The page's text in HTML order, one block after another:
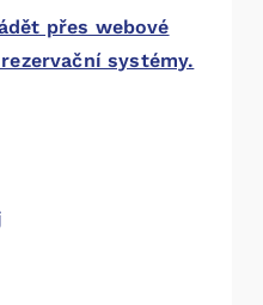
přes webové
systémy.
pokoj
pokoj